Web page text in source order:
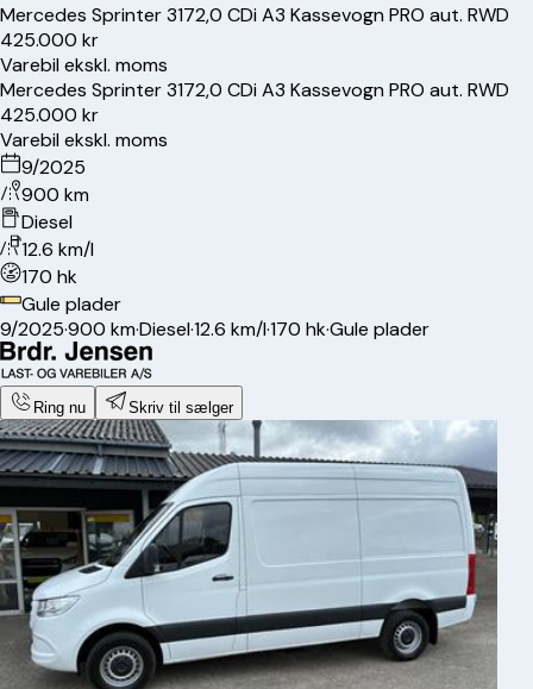
Mercedes Sprinter 3172,0 CDi A3 Kassevogn PRO aut. RWD
425.000 kr
Varebil ekskl. moms
Mercedes Sprinter 3172,0 CDi A3 Kassevogn PRO aut. RWD
425.000 kr
Varebil ekskl. moms
9/2025
900 km
Diesel
12.6 km/l
170 hk
Gule plader
9/2025·900 km·Diesel·12.6 km/l·170 hk·Gule plader
Ring nu Skriv til sælger